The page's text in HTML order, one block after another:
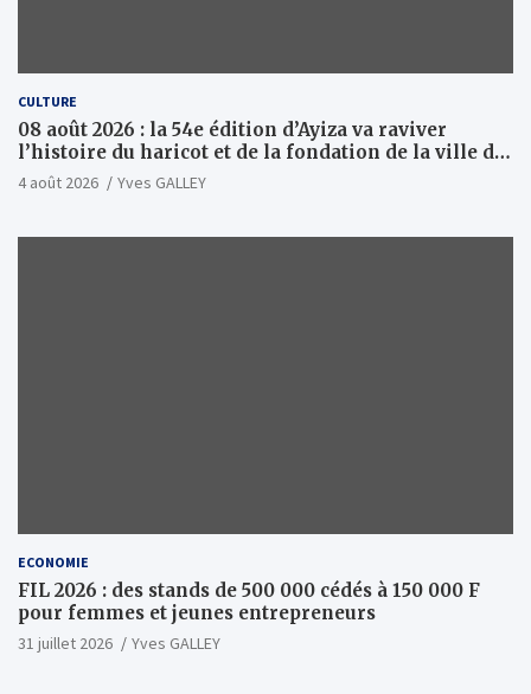
CULTURE
08 août 2026 : la 54e édition d’Ayiza va raviver
l’histoire du haricot et de la fondation de la ville de
Tsévié
4 août 2026 Yves GALLEY
ECONOMIE
FIL 2026 : des stands de 500 000 cédés à 150 000 F
pour femmes et jeunes entrepreneurs
31 juillet 2026 Yves GALLEY